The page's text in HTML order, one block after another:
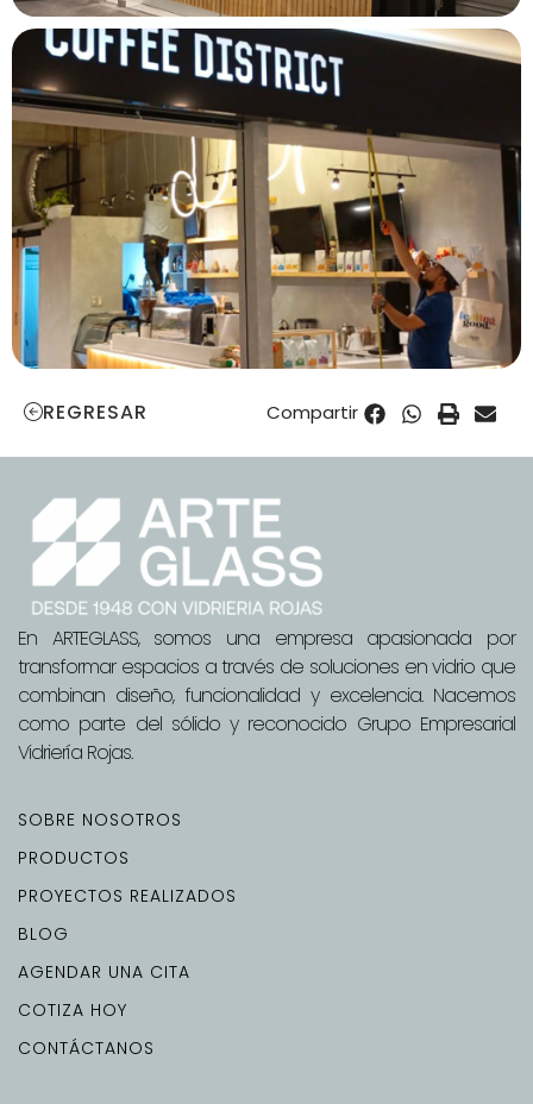
REGRESAR Compartir
En ARTEGLASS, somos una empresa apasionada por
transformar espacios a través de soluciones en vidrio que
combinan diseño, funcionalidad y excelencia. Nacemos
como parte del sólido y reconocido Grupo Empresarial
Vidriería Rojas.
SOBRE NOSOTROS
PRODUCTOS
PROYECTOS REALIZADOS
BLOG
AGENDAR UNA CITA
COTIZA HOY
CONTÁCTANOS